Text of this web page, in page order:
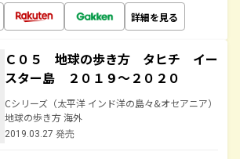
詳細を見る
Ｃ０５ 地球の歩き方 タヒチ イー
スター島 ２０１９～２０２０
Cシリーズ（太平洋 インド洋の島々&オセアニア）
地球の歩き方 海外
2019.03.27 発売